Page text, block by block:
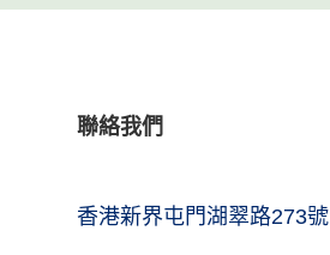
聯絡我們
香港新界屯門湖翠路273號